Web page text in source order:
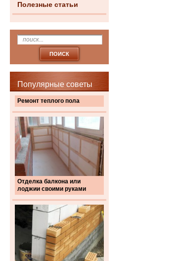
Полезные статьи
Популярные советы
Ремонт теплого пола
Отделка балкона или
лоджии своими руками